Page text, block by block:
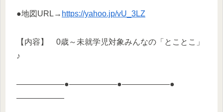
●地図URL→ https://yahoo.jp/vU_3LZ
【内容】 0歳～未就学児対象みんなの「とことこ」
♪
——————●——————●——————●
——————